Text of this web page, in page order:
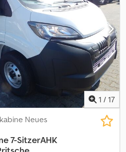
1 / 17
Neues
7-SitzerAHK